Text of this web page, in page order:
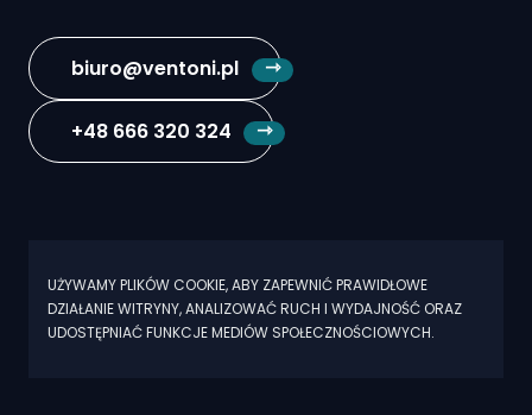
biuro@ventoni.pl
+48 666 320 324
UŻYWAMY PLIKÓW COOKIE, ABY ZAPEWNIĆ PRAWIDŁOWE
DZIAŁANIE WITRYNY, ANALIZOWAĆ RUCH I WYDAJNOŚĆ ORAZ
UDOSTĘPNIAĆ FUNKCJE MEDIÓW SPOŁECZNOŚCIOWYCH.